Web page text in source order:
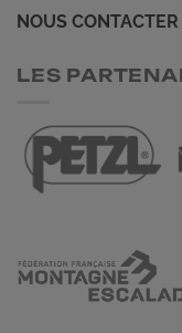
NOUS CONTACTER
LES